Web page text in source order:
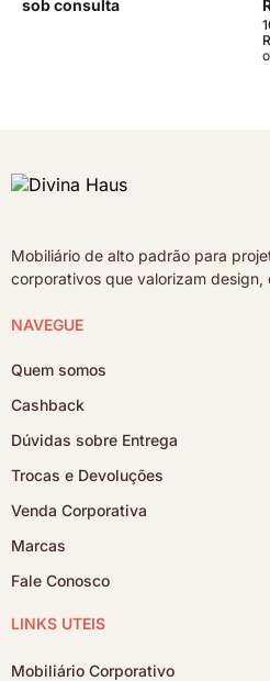
sob consulta
Mobiliário de alto padrão para
corporativos que valorizam
NAVEGUE
Quem somos
Cashback
Dúvidas sobre Entrega
Trocas e Devoluções
Venda Corporativa
Marcas
Fale Conosco
LINKS ÚTEIS
Mobiliário Corporativo